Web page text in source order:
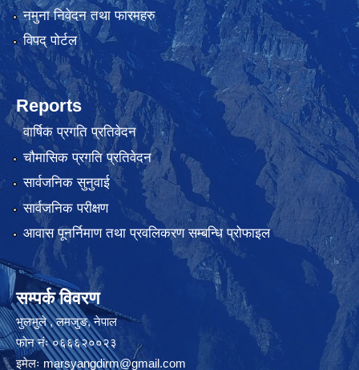
नमुना निवेदन तथा फारमहरु
विपद् पोर्टल
Reports
वार्षिक प्रगति प्रतिवेदन
चौमासिक प्रगति प्रतिवेदन
सार्वजनिक सुनुवाई
सार्वजनिक परीक्षण
आवास पूनर्निमाण तथा प्रवलिकरण सम्बन्धि प्रोफाइल
सम्पर्क विवरण
भुलभुले , लमजुङ, नेपाल
फोन नंः ०६६६२००२३
इमेलः marsyangdirm@gmail.com